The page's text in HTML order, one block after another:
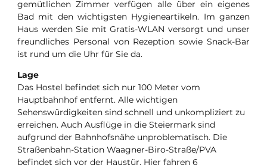
gemütlichen Zimmer verfügen alle über ein eigenes
Bad mit den wichtigsten Hygieneartikeln. Im ganzen
Haus werden Sie mit Gratis-WLAN versorgt und unser
freundliches Personal von Rezeption sowie Snack-Bar
ist rund um die Uhr für Sie da.
Lage
Das Hostel befindet sich nur 100 Meter vom
Hauptbahnhof entfernt. Alle wichtigen
Sehenswürdigkeiten sind schnell und unkompliziert zu
erreichen. Auch Ausflüge in die Steiermark sind
aufgrund der Bahnhofsnähe unproblematisch. Die
Straßenbahn-Station Waagner-Biro-Straße/PVA
befindet sich vor der Haustür. Hier fahren 6